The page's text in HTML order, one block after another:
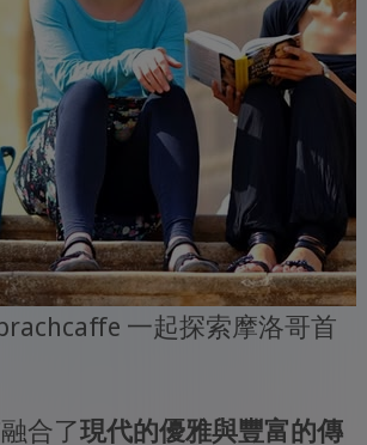
一起探索摩洛哥首
合了現代的優雅與豐富的傳